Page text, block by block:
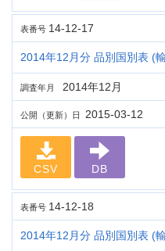
表番号 14-12-17
2014年12月分 品別国別表 (
調査年月 2014年12月
公開（更新）日 2015-03-12
CSV DB
表番号 14-12-18
2014年12月分 品別国別表 (